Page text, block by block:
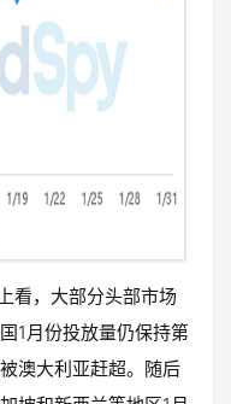
看，大部分头部市场
1月份投放量仍保持第
澳大利亚赶超。随后